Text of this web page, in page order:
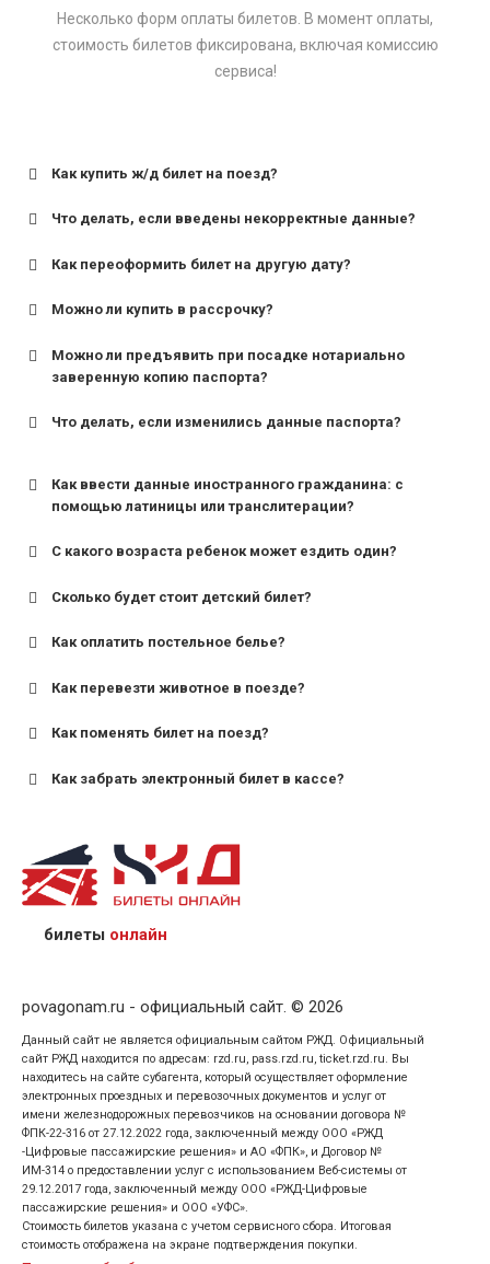
Несколько форм оплаты билетов. В момент оплаты,
стоимость билетов фиксирована, включая комиссию
сервиса!
Как купить ж/д билет на поезд?
Что делать, если введены некорректные данные?
Как переоформить билет на другую дату?
Можно ли купить в рассрочку?
Можно ли предъявить при посадке нотариально
заверенную копию паспорта?
Что делать, если изменились данные паспорта?
Как ввести данные иностранного гражданина: с
помощью латиницы или транслитерации?
С какого возраста ребенок может ездить один?
для поездов дальнего следования — от 10 лет и
для пригородных поездов — от 7 лет.
Сколько будет стоит детский билет?
Как оплатить постельное белье?
Как перевезти животное в поезде?
Как поменять билет на поезд?
Как забрать электронный билет в кассе?
назвав кассиру 14-значный номер заказа;
предъявив удостоверение личности пассажира, на
кого оформлен билет.
билеты онлайн
povagonam.ru - официальный сайт. © 2026
Данный сайт не является официальным сайтом РЖД. Официальный
сайт РЖД находится по адресам: rzd.ru, pass.rzd.ru, ticket.rzd.ru. Вы
находитесь на сайте субагента, который осуществляет оформление
электронных проездных и перевозочных документов и услуг от
имени железнодорожных перевозчиков на основании договора №
ФПК-22-316 от 27.12.2022 года, заключенный между ООО «РЖД
-Цифровые пассажирские решения» и АО «ФПК», и Договор №
ИМ-314 о предоставлении услуг с использованием Веб-системы от
29.12.2017 года, заключенный между ООО «РЖД-Цифровые
пассажирские решения» и ООО «УФС».
Стоимость билетов указана с учетом сервисного сбора. Итоговая
стоимость отображена на экране подтверждения покупки.